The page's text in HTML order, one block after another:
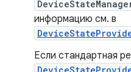
информацию см. в
Если стандартная